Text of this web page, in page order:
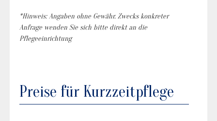
*Hinweis: Angaben ohne Gewähr. Zwecks konkreter
Anfrage wenden Sie sich bitte direkt an die
Pflegeeinrichtung
Preise für Kurzzeitpflege